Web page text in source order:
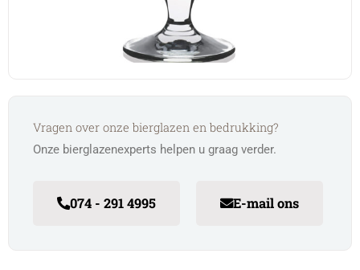
Vragen over onze bierglazen en bedrukking?
Onze bierglazenexperts helpen u graag verder.
074 - 291 4995 E-mail ons